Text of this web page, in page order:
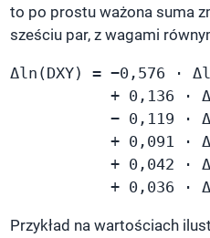
to po prostu ważona suma
sześciu par, z wagami
Δln(DXY) = −0,576 ·
+ 0,136 ·
− 0,119 ·
+ 0,091 ·
+ 0,042 ·
+ 0,036 ·
Przykład na wartościach